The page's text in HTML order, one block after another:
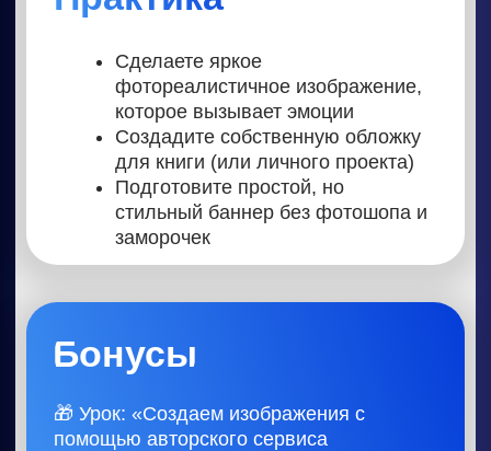
НЕЙРОСЕТИ
ПОСЛЕ НАШИХ ПРАКТИКУМОВ:
Фрилансеры